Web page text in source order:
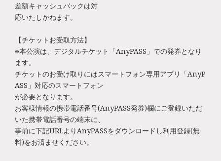
差額キャッシュバックは対
応いたしかねます。
【チケットお受取方法】
※本公演は、デジタルチケット「AnyPASS」での発券となり
ます。
チケットのお受け取りにはスマートフォン専用アプリ「AnyP
ASS」対応のスマートフォン
が必要となります。
お客様情報の携帯電話番号(AnyPASS発券)欄にご登録いただ
いた携帯電話番号の端末に、
事前に下記URLよりAnyPASSをダウンロードし利用登録(無
料)をお済ませください。